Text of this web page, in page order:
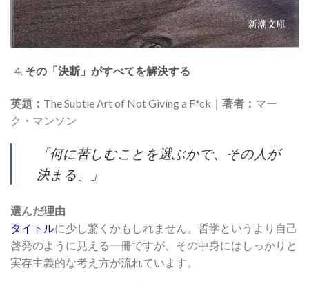
その「決断」がすべてを解決する
英題： The Subtle Art of Not Giving a F*ck｜ 著者： マー
ク・マンソン
「何に苦しむことを選ぶかで、その人が
決まる。」
選んだ理由
タイトルに少し驚くかもしれません。哲学というより自己
啓発のように見える一冊ですが、その中身にはしっかりと
実存主義的な考え方が流れています。